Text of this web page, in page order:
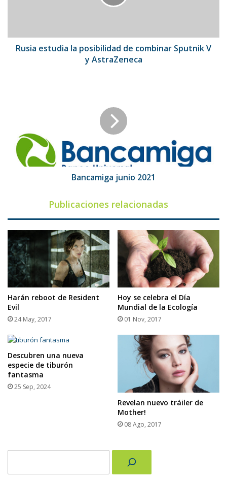
y
AstraZeneca
Rusia estudia la posibilidad de combinar Sputnik V
y AstraZeneca
Bancamiga junio 2021
Publicaciones relacionadas
Harán reboot de Resident
Evil
24 May, 2017
Hoy se celebra el Día
Mundial de la Ecología
01 Nov, 2017
Descubren una nueva
especie de tiburón
fantasma
25 Sep, 2024
Revelan nuevo tráiler de
Mother!
08 Ago, 2017